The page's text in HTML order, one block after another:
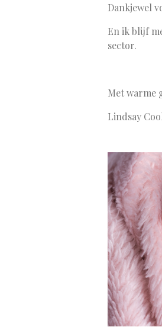
Dankjewel
En ik blijf
sector.
Met warme
Lindsay